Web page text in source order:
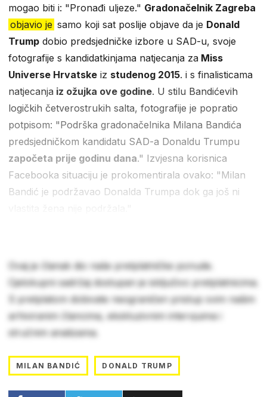
mogao biti i: "Pronađi uljeze." Gradonačelnik Zagreba
objavio je samo koji sat poslije objave da je Donald
Trump dobio predsjedničke izbore u SAD-u, svoje
fotografije s kandidatkinjama natjecanja za Miss
Universe Hrvatske iz studenog 2015. i s finalisticama
natjecanja iz ožujka ove godine. U stilu Bandićevih
logičkih četverostrukih salta, fotografije je popratio
potpisom: "Podrška gradonačelnika Milana Bandića
predsjedničkom kandidatu SAD-a Donaldu Trumpu
započeta prije godinu dana." Izvjesna korisnica
Facebooka situaciju je prokomentirala ovako: "Milan
Bandić je podržavao Donalda Trumpa dok ga još ni
Ovaj je članak dio naše pretplatničke ponude.
Cjelokupni sadržaj dostupan je isključivo pretplatnicima.
S pretplatom dobivate neograničen pristup svim našim
arhiviranim člancima, ekskluzivnim intervjuima i
stručnim analizama.
MILAN BANDIĆ DONALD TRUMP